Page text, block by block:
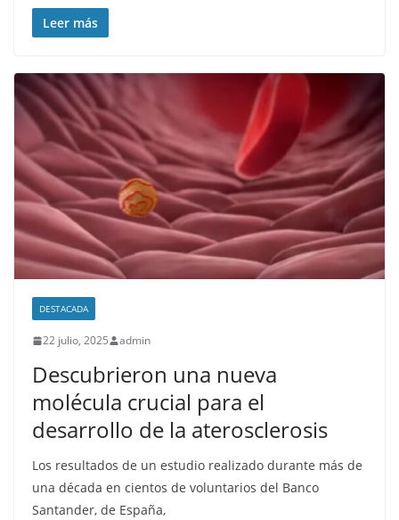
Leer más
DESTACADA
22 julio, 2025 admin
Descubrieron una nueva
molécula crucial para el
desarrollo de la aterosclerosis
Los resultados de un estudio realizado durante más de
una década en cientos de voluntarios del Banco
Santander, de España,